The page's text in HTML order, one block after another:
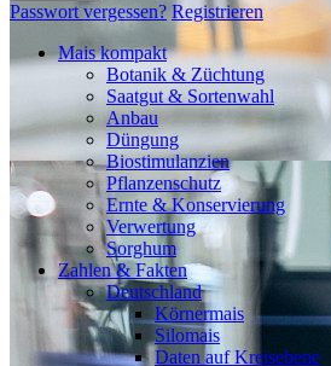
Passwort vergessen? Registrieren
Mais kompakt
Botanik & Züchtung
Saatgut & Sortenwahl
Anbau
Düngung
Biostimulanzien
Pflanzenschutz
Ernte & Konservierung
Verwertung
Sorghum
Zahlen & Fakten
Deutschland
Körnermais
Silomais
Daten auf Kreisebene